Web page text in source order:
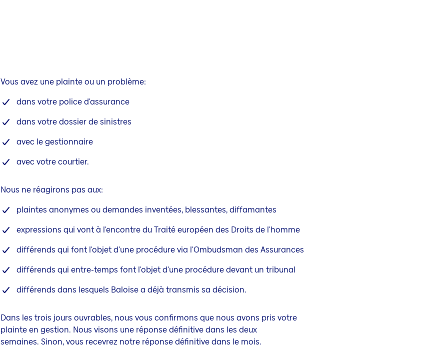
Vous avez une plainte ou un problème:
dans votre police d'assurance
dans votre dossier de sinistres
avec le gestionnaire
avec votre courtier.
Nous ne réagirons pas aux:
plaintes anonymes ou demandes inventées, blessantes, diffamantes
expressions qui vont à l'encontre du Traité européen des Droits de l'homme
différends qui font l'objet d'une procédure via l'Ombudsman des Assurances
différends qui entre-temps font l'objet d'une procédure devant un tribunal
différends dans lesquels Baloise a déjà transmis sa décision.
Dans les trois jours ouvrables, nous vous confirmons que nous avons pris votre
plainte en gestion. Nous visons une réponse définitive dans les deux
semaines. Sinon, vous recevrez notre réponse définitive dans le mois.